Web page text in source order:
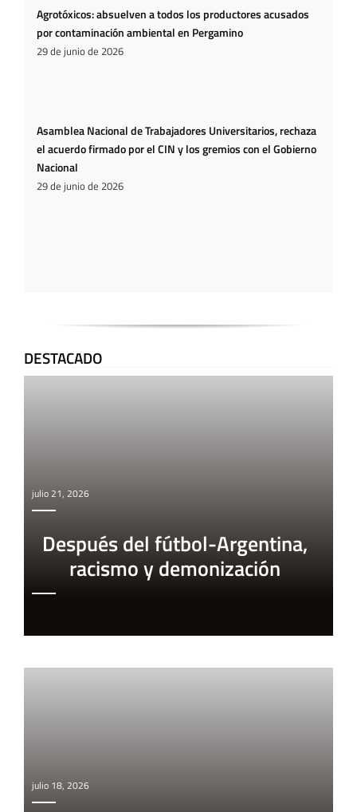
Agrotóxicos: absuelven a todos los productores acusados
por contaminación ambiental en Pergamino
29 de junio de 2026
Asamblea Nacional de Trabajadores Universitarios, rechaza
el acuerdo firmado por el CIN y los gremios con el Gobierno
Nacional
29 de junio de 2026
DESTACADO
julio 21, 2026
Después del fútbol-Argentina,
racismo y demonización
julio 18, 2026